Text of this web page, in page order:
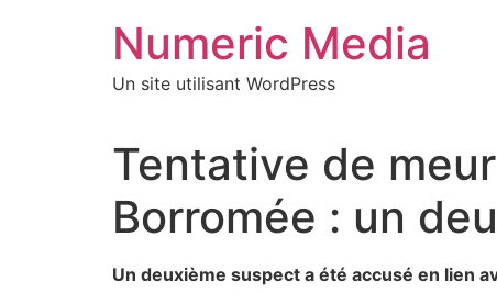
Numeric Media
Un site utilisant WordPress
Tentative de
Borromée : un
Un deuxième suspect a été accusé en lien